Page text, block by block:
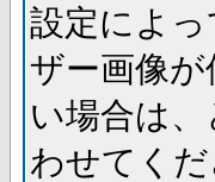
設定によ
ザー画像
い場合は
わせてくだ